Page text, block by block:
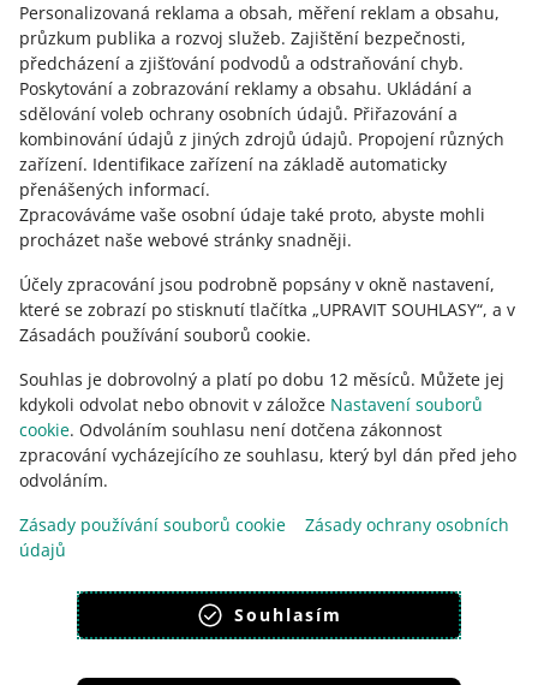
Personalizovaná reklama a obsah, měření reklam a obsahu,
průzkum publika a rozvoj služeb. Zajištění bezpečnosti,
předcházení a zjišťování podvodů a odstraňování chyb.
Poskytování a zobrazování reklamy a obsahu. Ukládání a
sdělování voleb ochrany osobních údajů. Přiřazování a
kombinování údajů z jiných zdrojů údajů. Propojení různých
zařízení. Identifikace zařízení na základě automaticky
přenášených informací.
Zpracováváme vaše osobní údaje také proto, abyste mohli
procházet naše webové stránky snadněji.
Účely zpracování jsou podrobně popsány v okně nastavení,
které se zobrazí po stisknutí tlačítka „UPRAVIT SOUHLASY“, a v
Zásadách používání souborů cookie.
Souhlas je dobrovolný a platí po dobu 12 měsíců. Můžete jej
kdykoli odvolat nebo obnovit v záložce Nastavení souborů
cookie. Odvoláním souhlasu není dotčena zákonnost
zpracování vycházejícího ze souhlasu, který byl dán před jeho
odvoláním.
Zásady používání souborů cookie
Zásady ochrany osobních
údajů
Souhlasím
čeština
English
slovenčina
o allegro.cz
polski
čeština
English
o allegro.sk
čeština
English
slovenčina